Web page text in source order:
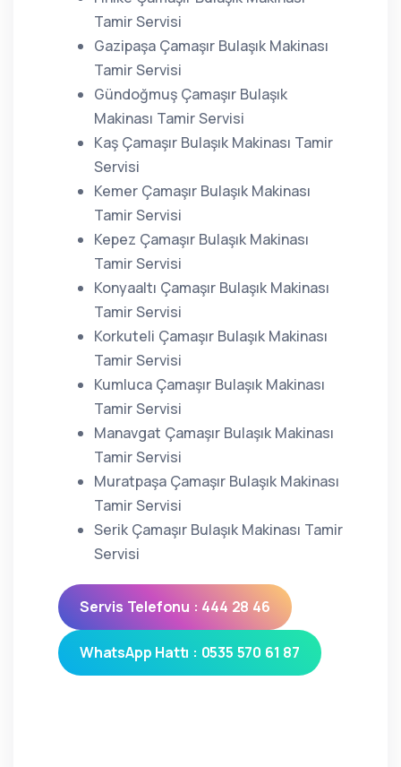
Tamir Servisi
Gazipaşa Çamaşır Bulaşık Makinası
Tamir Servisi
Gündoğmuş Çamaşır Bulaşık
Makinası Tamir Servisi
Kaş Çamaşır Bulaşık Makinası Tamir
Servisi
Kemer Çamaşır Bulaşık Makinası
Tamir Servisi
Kepez Çamaşır Bulaşık Makinası
Tamir Servisi
Konyaaltı Çamaşır Bulaşık Makinası
Tamir Servisi
Korkuteli Çamaşır Bulaşık Makinası
Tamir Servisi
Kumluca Çamaşır Bulaşık Makinası
Tamir Servisi
Manavgat Çamaşır Bulaşık Makinası
Tamir Servisi
Muratpaşa Çamaşır Bulaşık Makinası
Tamir Servisi
Serik Çamaşır Bulaşık Makinası Tamir
Servisi
Servis Telefonu : 444 28 46
WhatsApp Hattı : 0535 570 61 87